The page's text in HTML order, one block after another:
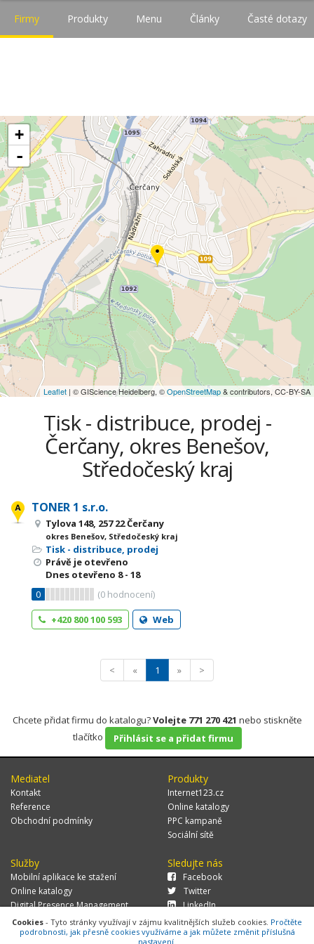
Firmy Produkty Menu Články Časté dotazy
+
-
Leaflet | © GIScience Heidelberg, ©OpenStreetMap& contributors, CC-BY-SA
Tisk - distribuce, prodej -
Čerčany, okres Benešov,
Středočeský kraj
TONER 1 s.r.o.
Tylova 148, 257 22 Čerčany
okres Benešov, Středočeský kraj
Tisk - distribuce, prodej
Právě je otevřeno
Dnes otevřeno 8 - 18
0
(0 hodnocení)
+420 800 100 593
Web
< « 1 » >
Chcete přidat firmu do katalogu?Volejte 771 270 421 nebo stiskněte
tlačítko
Přihlásit se a přidat firmu
Mediatel
Kontakt
Reference
Obchodní podmínky
Produkty
Internet123.cz
Online katalogy
PPC kampaně
Sociální sítě
Služby
Mobilní aplikace ke stažení
Online katalogy
Digital Presence Management
Více zákazníků
Sledujte nás
Facebook
Twitter
LinkedIn
Cookies - Tyto stránky využívají v zájmu kvalitnějších služeb cookies. Pročtěte
podrobnosti, jak přesně cookies využíváme a jak můžete změnit příslušná
nastavení.